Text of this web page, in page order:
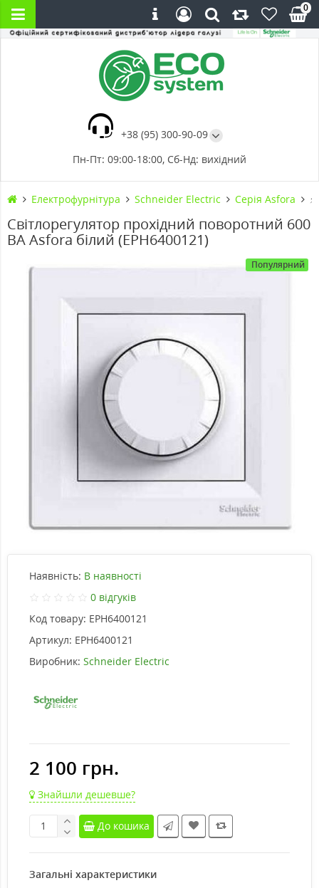
+38 (95) 300-90-09
Пн-Пт: 09:00-18:00, Сб-Нд: вихідний
0
Електрофурнітура Schneider Electric Cерія Asfora
Світлорегулятор прохідний поворотний 600
ВА Asfora білий (EPH6400121)
Популярний
Наявність: В наявності
0 відгуків
Код товару: EPH6400121
Артикул: EPH6400121
Виробник: Schneider Electric
2 100 грн.
Знайшли дешевше?
До кошика
Загальні характеристики